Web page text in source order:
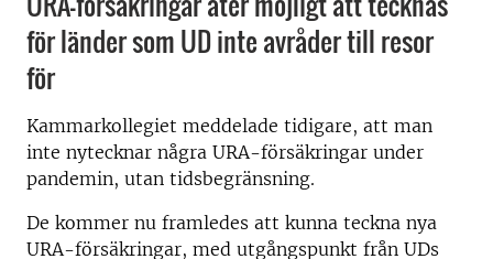
för länder som UD inte avråder till resor
för
Kammarkollegiet meddelade tidigare, att man
inte nytecknar några URA-försäkringar under
pandemin, utan tidsbegränsning.
De kommer nu framledes att kunna teckna nya
URA-försäkringar, med utgångspunkt från UDs